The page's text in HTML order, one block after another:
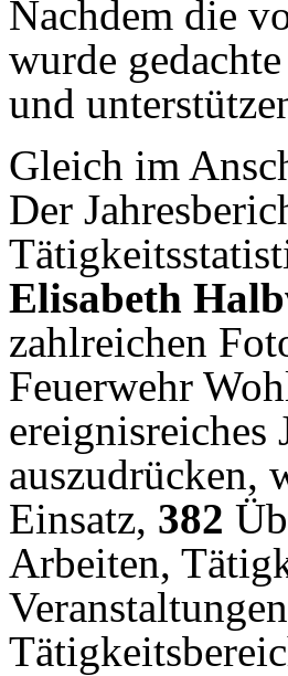
Nachdem die
wurde
und
Gleich im
Der
Elisabeth
zahlreichen
Feuerwehr
auszudrücken,
Einsatz, 382
Arbeiten,